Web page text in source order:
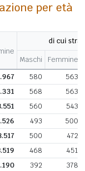
per età
di cui
Maschi
Femmine
580 563
568 563
560 543
493
500
500
472
468
451
392
378